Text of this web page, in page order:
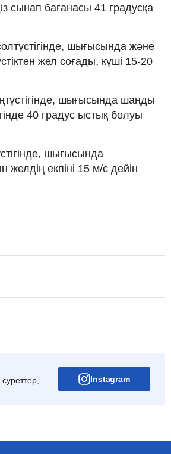
сынап бағанасы 41 градусқа
шығысында және
жел соғады, күші 15-20
шығысында шаңды
40 градус ыстық болуы
шығысында
желдің екпіні 15 м/с дейін
Instagram